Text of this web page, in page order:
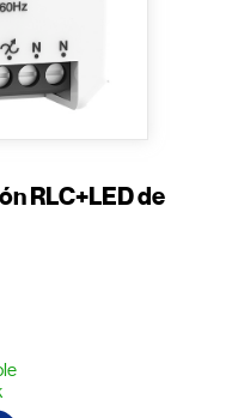
RLC+LED de